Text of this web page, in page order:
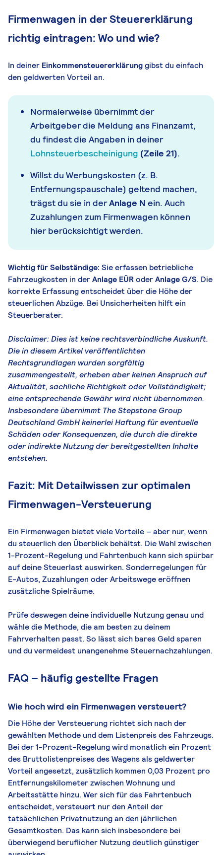
Firmenwagen in der Steuererklärung
richtig eintragen: Wo und wie?
In deiner Einkommensteuererklärunggibst du einfach
den geldwerten Vorteil an.
Normalerweise übernimmt der
Arbeitgeber die Meldung ans Finanzamt,
du findest die Angaben in deiner
Lohnsteuerbescheinigung (Zeile 21).
Willst du Werbungskosten (z. B.
Entfernungspauschale) geltend machen,
trägst du sie in derAnlage N ein. Auch
Zuzahlungen zum Firmenwagen können
hier berücksichtigt werden.
Wichtig für Selbständige: Sie erfassen betriebliche
Fahrzeugkosten in derAnlage EÜRoderAnlage G/S. Die
korrekte Erfassung entscheidet über die Höhe der
steuerlichen Abzüge. Bei Unsicherheiten hilft ein
Steuerberater.
Disclaimer: Dies ist keine rechtsverbindliche Auskunft.
Die in diesem Artikel veröffentlichten
Rechtsgrundlagen wurden sorgfältig
zusammengestellt, erheben aber keinen Anspruch auf
Aktualität, sachliche Richtigkeit oder Vollständigkeit;
eine entsprechende Gewähr wird nicht übernommen.
Insbesondere übernimmt The Stepstone Group
Deutschland GmbH keinerlei Haftung für eventuelle
Schäden oder Konsequenzen, die durch die direkte
oder indirekte Nutzung der bereitgestellten Inhalte
entstehen.
Fazit: Mit Detailwissen zur optimalen
Firmenwagen-Versteuerung
Ein Firmenwagen bietet viele Vorteile – aber nur, wenn
du steuerlich den Überblick behältst. Die Wahl zwischen
1-Prozent-Regelung und Fahrtenbuch kann sich spürbar
auf deine Steuerlast auswirken. Sonderregelungen für
E-Autos, Zuzahlungen oder Arbeitswege eröffnen
zusätzliche Spielräume.
Prüfe deswegen deine individuelle Nutzung genau und
wähle die Methode, die am besten zu deinem
Fahrverhalten passt. So lässt sich bares Geld sparen
und du vermeidest unangenehme Steuernachzahlungen.
FAQ – häufig gestellte Fragen
Wie hoch wird ein Firmenwagen versteuert?
Die Höhe der Versteuerung richtet sich nach der
gewählten Methode und dem Listenpreis des Fahrzeugs.
Bei der 1-Prozent-Regelung wird monatlich ein Prozent
des Bruttolistenpreises des Wagens als geldwerter
Vorteil angesetzt, zusätzlich kommen 0,03 Prozent pro
Entfernungskilometer zwischen Wohnung und
Arbeitsstätte hinzu. Wer sich für das Fahrtenbuch
entscheidet, versteuert nur den Anteil der
tatsächlichen Privatnutzung an den jährlichen
Gesamtkosten. Das kann sich insbesondere bei
überwiegend beruflicher Nutzung deutlich günstiger